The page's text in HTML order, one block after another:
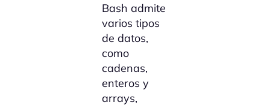
Bash admite
varios tipos
de datos,
como
cadenas,
enteros y
arrays,